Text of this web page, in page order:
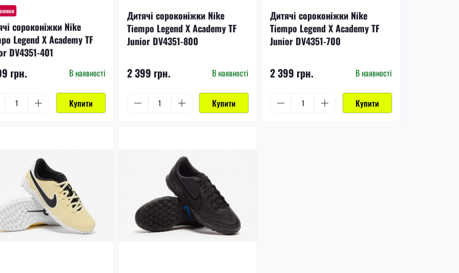
сороконіжки Nike
Legend X Academy TF
DV4351-401
грн. В наявності
Купити
Дитячі сороконіжки Nike
Tiempo Legend X Academy TF
Junior DV4351-800
2 399 грн. В наявності
Купити
Дитячі сороконіжки Nike
Tiempo Legend X Academy TF
Junior DV4351-700
2 399 грн. В наявності
Купити